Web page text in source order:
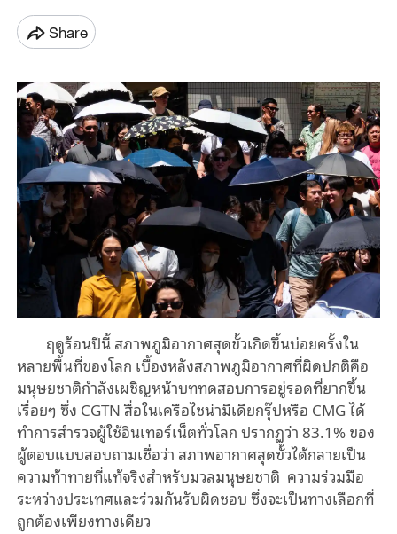
Share
ฤดูร้อนปีนี้ สภาพภูมิอากาศสุดขั้วเกิดขึ้นบ่อยครั้งใน
หลายพื้นที่ของโลก เบื้องหลังสภาพภูมิอากาศที่ผิดปกติคือ
มนุษยชาติกำลังเผชิญหน้าบททดสอบการอยู่รอดที่ยากขึ้น
เรื่อยๆ ซึ่ง CGTN สื่อในเครือไชน่ามีเดียกรุ๊ปหรือ CMG ได้
ทำการสำรวจผู้ใช้อินเทอร์เน็ตทั่วโลก ปรากฏว่า 83.1% ของ
ผู้ตอบแบบสอบถามเชื่อว่า สภาพอากาศสุดขั้วได้กลายเป็น
ความท้าทายที่แท้จริงสำหรับมวลมนุษยชาติ ความร่วมมือ
ระหว่างประเทศและร่วมกันรับผิดชอบ ซึ่งจะเป็นทางเลือกที่
ถูกต้องเพียงทางเดียว